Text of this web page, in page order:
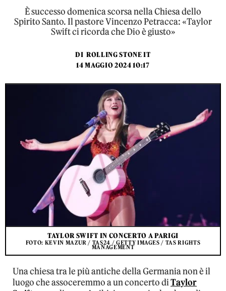
È successo domenica scorsa nella Chiesa dello
Spirito Santo. Il pastore Vincenzo Petracca: «Taylor
Swift ci ricorda che Dio è giusto»
DI ROLLING STONE IT
14 MAGGIO 2024 10:17
TAYLOR SWIFT IN CONCERTO A PARIGI
FOTO: KEVIN MAZUR / TAS24 / GETTY IMAGES / TAS RIGHTS
MANAGEMENT
Una chiesa tra le più antiche della Germania non è il
luogo che assoceremmo a un concerto diTaylor